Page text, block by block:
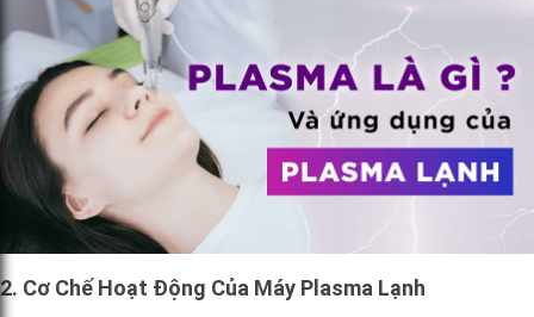
2. Cơ Chế Hoạt Động Của Máy Plasma Lạnh